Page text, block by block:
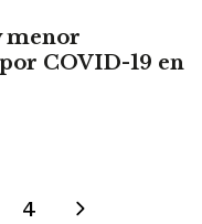
menor
COVID-19 en
4